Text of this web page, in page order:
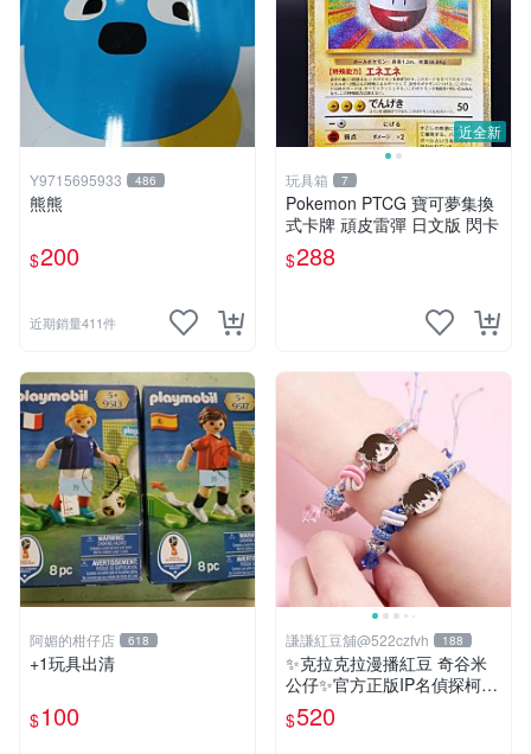
Y9715695933 486
熊熊
$200
近期銷量411件
近全新
玩具箱 7
Pokemon PTCG 寶可夢集換
式卡牌 頑皮雷彈 日文版 閃卡
$288
阿媚的柑仔店 618
+1玩具出清
$100
謙謙紅豆舖@522czfvh 188
✨克拉克拉漫播紅豆 奇谷米
公仔✨官方正版IP名偵探柯南
手繩共六款
$520